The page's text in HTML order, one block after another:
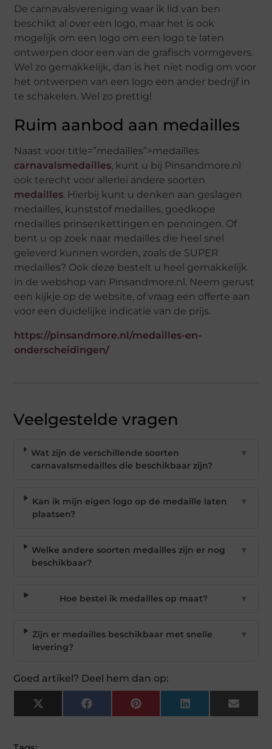
De carnavalsvereniging waar ik lid van ben
beschikt al over een logo, maar het is ook
mogelijk om een logo om een logo te laten
ontwerpen door een van de grafisch vormgevers.
Wel zo gemakkelijk, dan is het niet nodig om voor
het ontwerpen van een logo een ander bedrijf in
te schakelen. Wel zo prettig!
Ruim aanbod aan medailles
Naast voor title=”medailles”>medailles
carnavalsmedailles, kunt u bij Pinsandmore.nl
ook terecht voor allerlei andere soorten
medailles. Hierbij kunt u denken aan geslagen
medailles, kunststof medailles, goedkope
medailles prinsenkettingen en penningen. Of
bent u op zoek naar medailles die heel snel
geleverd kunnen worden, zoals de SUPER
medailles? Ook deze bestelt u heel gemakkelijk
in de webshop van Pinsandmore.nl. Neem gerust
een kijkje op de website, of vraag een offerte aan
voor een duidelijke indicatie van de prijs.
https://pinsandmore.nl/medailles-en-
onderscheidingen/
Veelgestelde vragen
Wat zijn de verschillende soorten
carnavalsmedailles die beschikbaar zijn?
▼
Kan ik mijn eigen logo op de medaille laten
plaatsen?
▼
Welke andere soorten medailles zijn er nog
beschikbaar?
▼
Hoe bestel ik medailles op maat? ▼
Zijn er medailles beschikbaar met snelle
levering?
▼
Goed artikel? Deel hem dan op:
X
(Twitter)
Facebook Pinterest LinkedIn Email